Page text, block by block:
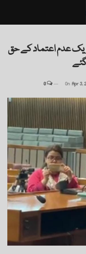
عدم اعتماد کے حق
On Apr 3,
0